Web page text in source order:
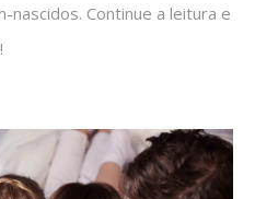
Continue a leitura e